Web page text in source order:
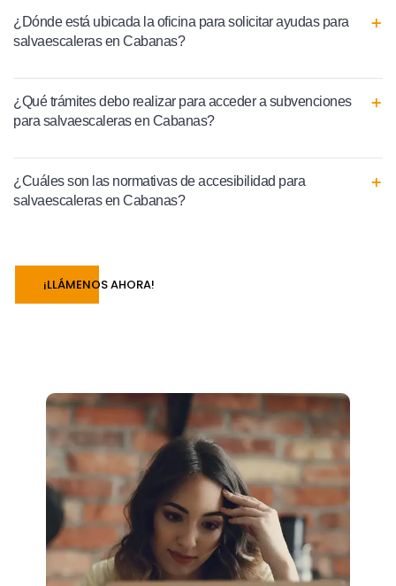
¿Dónde está ubicada la oficina para solicitar ayudas para
salvaescaleras en Cabanas?
¿Qué trámites debo realizar para acceder a subvenciones
para salvaescaleras en Cabanas?
¿Cuáles son las normativas de accesibilidad para
salvaescaleras en Cabanas?
¡LLÁMENOS AHORA!